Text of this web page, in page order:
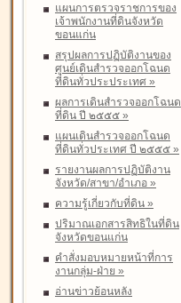
แผนการตรวจราชการของ
เจ้าพนักงานที่ดินจังหวัด
ขอนแก่น
สรุปผลการปฏิบัติงานของ
ศูนย์เดินสำรวจออกโฉนด
ที่ดินทั่วประประเทศ »
ผลการเดินสำรวจออกโฉนด
ที่ดิน ปี ๒๕๕๕ »
แผนเดินสำรวจออกโฉนด
ที่ดินทั่วประเทศ ปี ๒๕๕๕ »
รายงานผลการปฏิบัติงาน
จังหวัด/สาขา/อำเภอ »
ความรู้เกี่ยวกับที่ดิน »
ปริมาณเอกสารสิทธิในที่ดิน
จังหวัดขอนแก่น
คำสั่งมอบหมายหน้าที่การ
งานกลุ่ม-ฝ่าย »
อ่านข่าวย้อนหลัง